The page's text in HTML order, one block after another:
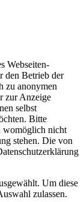
Webseiten-
den Betrieb der
zu anonymen
zur Anzeige
selbst
Bitte
womöglich nicht
stehen. Die von
Um diese
zulassen.